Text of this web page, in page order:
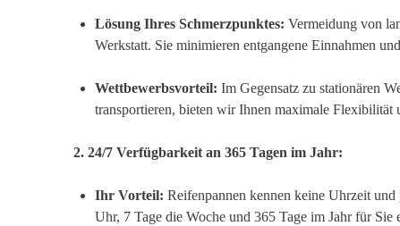
Lösung Ihres Schmerzpunktes: Vermeidung von
Werkstatt. Sie minimieren entgangene Einnahmen
Wettbewerbsvorteil: Im Gegensatz zu stationären
transportieren, bieten wir Ihnen maximale Flexibilität
2. 24/7 Verfügbarkeit an 365 Tagen im Jahr:
Ihr Vorteil: Reifenpannen kennen keine Uhrzeit
Uhr, 7 Tage die Woche und 365 Tage im Jahr für